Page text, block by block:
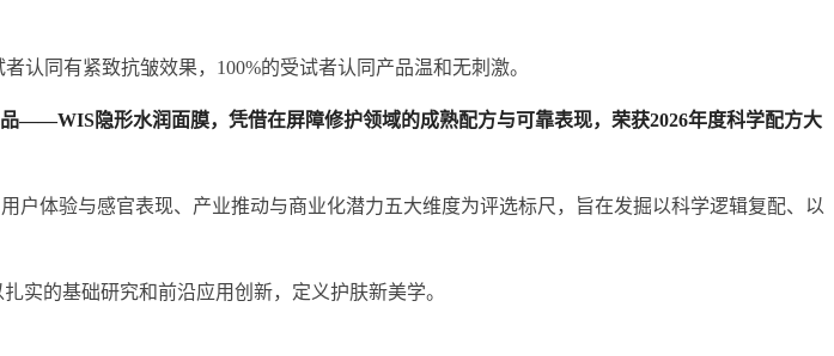
认同有紧致抗皱效果，100%的受试者认同产品温和无刺激。
——WIS隐形水润面膜，凭借在屏障修护领域的成熟配方与可靠表现，荣获2026年度科学配方大
体验与感官表现、产业推动与商业化潜力五大维度为评选标尺，旨在发掘以科学逻辑复配、以
实的基础研究和前沿应用创新，定义护肤新美学。